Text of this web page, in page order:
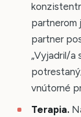
partnerom
partner
„Vyjadril/a
vnútorné
Terapia.